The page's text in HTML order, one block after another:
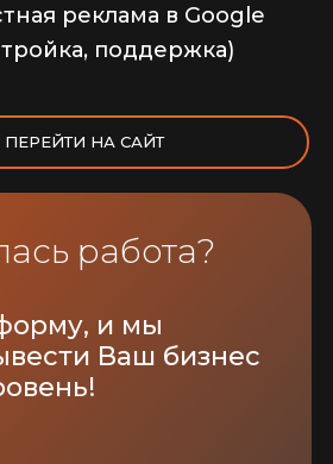
реклама в Google
поддержка)
ПЕРЕЙТИ НА САЙТ
работа?
и мы
Ваш бизнес